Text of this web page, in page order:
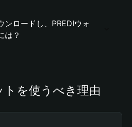
ロードし、PREDIウォ
は？
トを使うべき理由